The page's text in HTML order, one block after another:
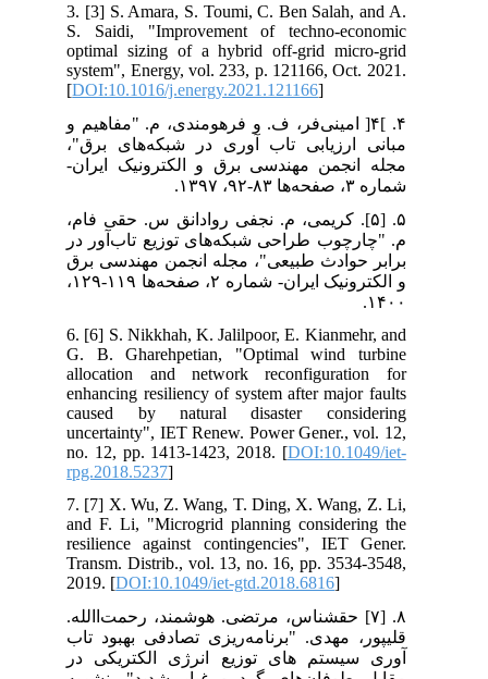
3. [3] S. Amara, S. Toumi, C. Ben Salah, and A.
S. Saidi, "Improvement of techno-economic
optimal sizing of a hybrid off-grid micro-grid
system", Energy, vol. 233, p. 121166, Oct. 2021.
[DOI:10.1016/j.energy.2021.121166
۴. ]۴[ امینی‌فر، ف. و فرهومندی، م. "مفاهیم و
مبانی ارزیابی تاب آوری در شبکه‌های برق"،
مجله انجمن مهندسی برق و الکترونیک ایران-
شماره ۳، صفحه‌‌ها ۸۳-۹۲، ۱۳۹۷.
۵. [۵]. کریمی، م. نجفی روادانق س. حقی فام،
م. "چارچوب طراحی شبکه‌های توزیع تاب‌آور در
برابر حوادث طبیعی"، مجله انجمن مهندسی برق
و الکترونیک ایران- شماره ۲، صفحه‌‌ها ۱۱۹-۱۲۹،
۱۴۰۰.
6. [6] S. Nikkhah, K. Jalilpoor, E. Kianmehr, and
G. B. Gharehpetian, "Optimal wind turbine
allocation and network reconfiguration for
enhancing resiliency of system after major faults
caused by natural disaster considering
uncertainty", IET Renew. Power Gener., vol. 12,
no. 12, pp. 1413-1423, 2018. [DOI:10.1049/iet-
rpg.2018.5237
7. [7] X. Wu, Z. Wang, T. Ding, X. Wang, Z. Li,
and F. Li, "Microgrid planning considering the
resilience against contingencies", IET Gener.
Transm. Distrib., vol. 13, no. 16, pp. 3534-3548,
2019. [DOI:10.1049/iet-gtd.2018.6816
۸. [۷] حق‫شناس، مرتضی. هوشمند، رحمت‌االله.
قلی‫پور، مهدی. "برنامه‌ریزی تصادفی بهبود تاب
آوری سیستم های توزیع انرژی الکتریکی در